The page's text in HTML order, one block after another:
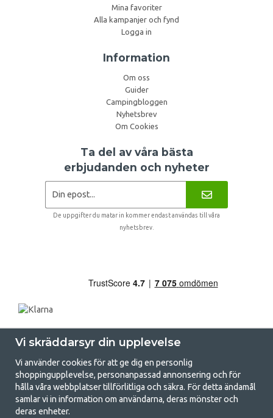
Mina favoriter
Alla kampanjer och fynd
Logga in
Information
Om oss
Guider
Campingbloggen
Nyhetsbrev
Om Cookies
Ta del av våra bästa
erbjudanden och nyheter
De uppgifter du matar in kommer endast användas till våra
nyhetsbrev.
GetCamping.se - Din butik för camping
Vi skräddarsyr din upplevelse
Vi använder cookies för att ge dig en personlig
shoppingupplevelse, personanpassad annonsering och för
hålla våra webbplatser tillförlitliga och säkra. För detta ändamål
samlar vi in information om användarna, deras mönster och
deras enheter.